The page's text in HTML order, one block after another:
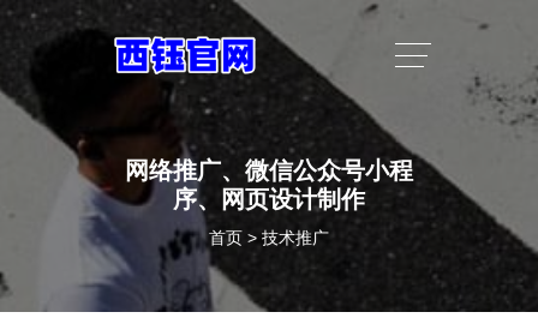
网络推广、微信公众号小程
序、网页设计制作
首页 > 技术推广